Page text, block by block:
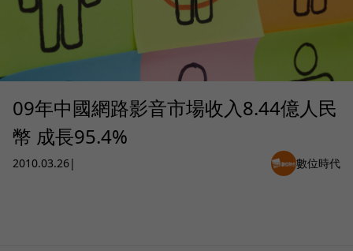
09年中國網路影音市場收入8.44億人民
幣 成長95.4%
2010.03.26| 數位時代